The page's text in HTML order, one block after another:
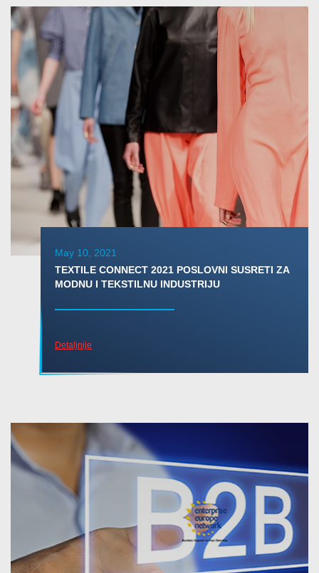
May 10, 2021
TEXTILE CONNECT 2021 POSLOVNI SUSRETI ZA
MODNU I TEKSTILNU INDUSTRIJU
Detaljnije